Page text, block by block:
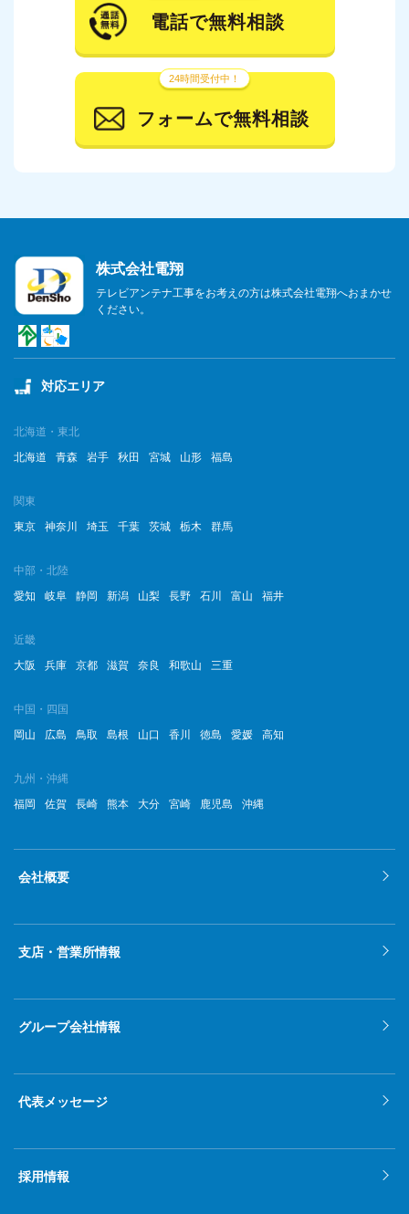
2024年1月
2023年12月
2023年11月
2023年10月
2023年6月
2023年5月
2023年3月
2023年2月
2022年8月
2022年6月
2022年5月
2022年4月
2022年3月
2022年1月
電話で無料相談
24時間受付中！
フォームで無料相談
株式会社電翔
テレビアンテナ工事をお考えの方は株式会社電翔へおまかせ
ください。
対応エリア
北海道・東北
北海道
青森 岩手 秋田 宮城 山形 福島
関東
東京
神奈川 埼玉 千葉 茨城 栃木 群馬
中部・北陸
愛知
岐阜 静岡 新潟 山梨 長野 石川 富山 福井
近畿
大阪
兵庫 京都 滋賀 奈良 和歌山 三重
中国・四国
岡山
広島 鳥取 島根 山口 香川 徳島 愛媛 高知
九州・沖縄
福岡
佐賀 長崎 熊本 大分 宮崎 鹿児島 沖縄
会社概要
支店・営業所情報
グループ会社情報
代表メッセージ
採用情報